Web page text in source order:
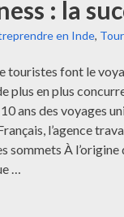
: la
en Inde,
touristes font le
plus en plus
ans des voyages
l’agence
sommets À l’origine
…